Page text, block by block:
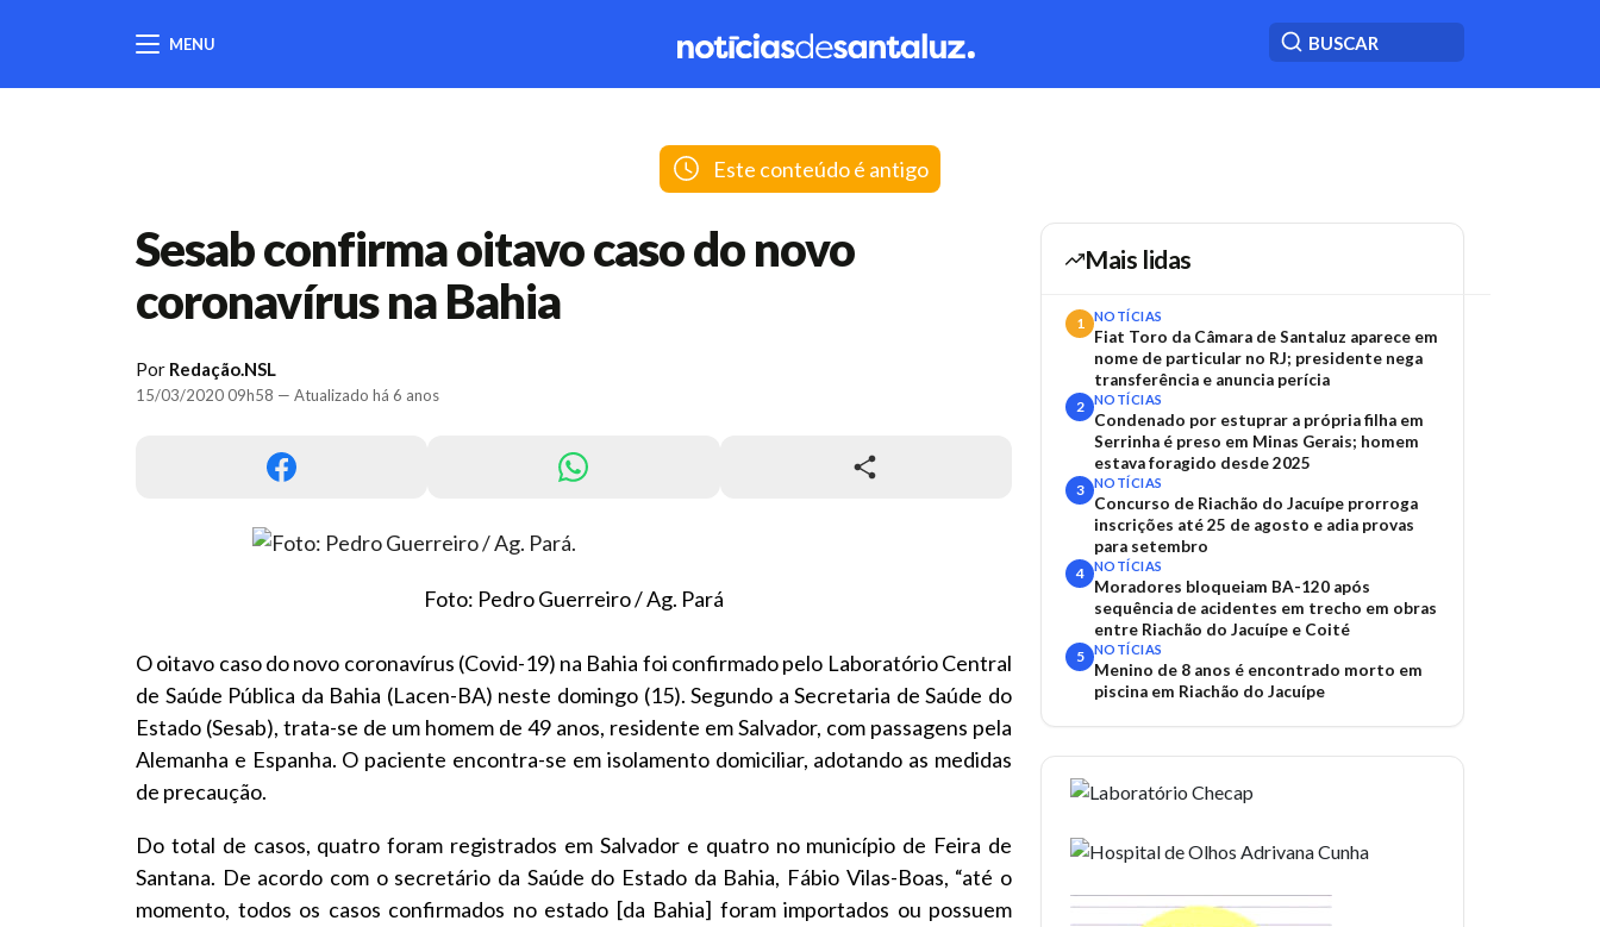
MENU
Este conteúdo é antigo
Sesab confirma oitavo caso do novo
coronavírus na Bahia
Por Redação.NSL
15/03/2020 09h58 — Atualizado há 6 anos
Foto: Pedro Guerreiro / Ag. Pará
O oitavo caso do novo coronavírus (Covid-19) na Bahia foi confirmado pelo Laboratório Central
de Saúde Pública da Bahia (Lacen-BA) neste domingo (15). Segundo a Secretaria de Saúde do
Estado (Sesab), trata-se de um homem de 49 anos, residente em Salvador, com passagens pela
Alemanha e Espanha. O paciente encontra-se em isolamento domiciliar, adotando as medidas
de precaução.
Do total de casos, quatro foram registrados em Salvador e quatro no município de Feira de
Santana. De acordo com o secretário da Saúde do Estado da Bahia, Fábio Vilas-Boas, “até o
momento, todos os casos confirmados no estado [da Bahia] foram importados ou possuem
Mais lidas
1 NOTÍCIAS
Fiat Toro da Câmara de Santaluz aparece em
nome de particular no RJ; presidente nega
transferência e anuncia perícia
2 NOTÍCIAS
Condenado por estuprar a própria filha em
Serrinha é preso em Minas Gerais; homem
estava foragido desde 2025
3 NOTÍCIAS
Concurso de Riachão do Jacuípe prorroga
inscrições até 25 de agosto e adia provas
para setembro
4 NOTÍCIAS
Moradores bloqueiam BA-120 após
sequência de acidentes em trecho em obras
entre Riachão do Jacuípe e Coité
5 NOTÍCIAS
Menino de 8 anos é encontrado morto em
piscina em Riachão do Jacuípe